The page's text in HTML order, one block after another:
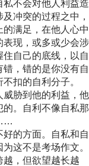
不会对他人利益造
冲突的过程之中，
满足，在他人心中
现，或多或少会涉
自己的底线，以自
，错的是你没有自
扣的自利分子。
胁到他的利益，他
。自利不像自私那
的方面。自私和自
这不是考场作文。
越，但欲望越长越